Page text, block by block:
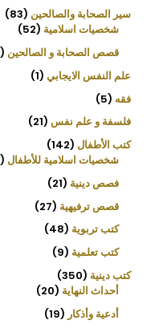
سير الصحابة والصالحين 83
شخصيات اسلامية 52
قصص الصحابة و الصالحين
علم النفس الايجابي 1
فقه 5
فلسفة و علم نفس 21
كتب الأطفال 142
شخصيات اسلامية للأطفال
فصص دينية 21
قصص ترفيهية 27
كتب تربوية 48
كتب تعلمية 9
كتب دينية 350
أحداث النهاية 20
أدعية وأذكار
19